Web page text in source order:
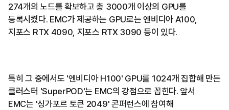
274개의 노드를 확보하고 총 3000개 이상의 GPU를
등록시켰다. EMC가 제공하는 GPU로는 엔비디아 A100,
지포스 RTX 4090, 지포스 RTX 3090 등이 있다.
특히 그 중에서도 '엔비디아 H100' GPU를 1024개 집합해 만든
클러스터 'SuperPOD'는 EMC의 강점으로 꼽힌다. 앞서
EMC는 '싱가포르 토큰 2049' 콘퍼런스에 참여해